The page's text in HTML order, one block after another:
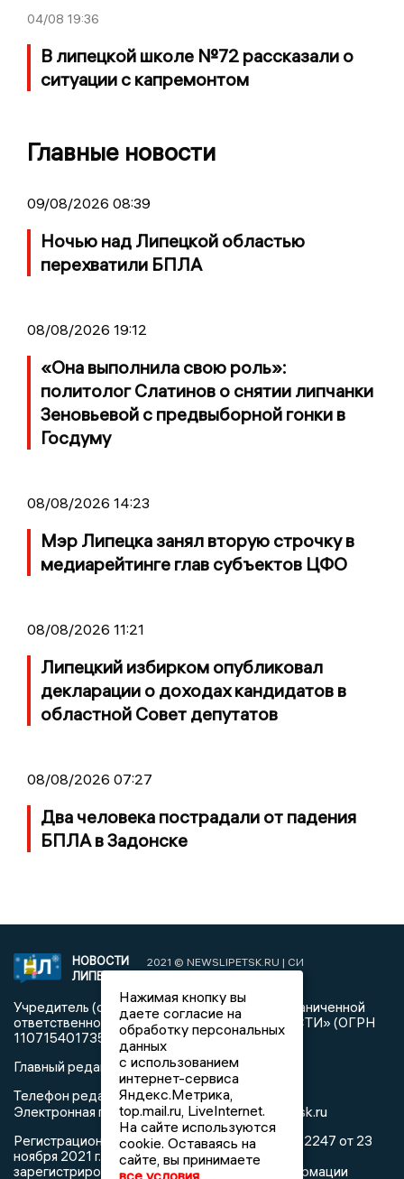
04/08 19:36
В липецкой школе №72 рассказали о
ситуации с капремонтом
Главные новости
09/08/2026 08:39
Ночью над Липецкой областью
перехватили БПЛА
08/08/2026 19:12
«Она выполнила свою роль»:
политолог Слатинов о снятии липчанки
Зеновьевой с предвыборной гонки в
Госдуму
08/08/2026 14:23
Мэр Липецка занял вторую строчку в
медиарейтинге глав субъектов ЦФО
08/08/2026 11:21
Липецкий избирком опубликовал
декларации о доходах кандидатов в
областной Совет депутатов
08/08/2026 07:27
Два человека пострадали от падения
БПЛА в Задонске
НОВОСТИ
ЛИПЕЦКА
2021 © NEWSLIPETSK.RU | СИ
Учредитель (соучредители): Общество с ограниченной
ответственностью «РЕГИОНАЛЬНЫЕ НОВОСТИ» (ОГРН
1107154017354)
Главный редактор: Герцог Е.Г.
Телефон редакции: +7 903 699 9427
Электронная почта редакции:info@newslipetsk.ru
Регистрационный номер: серия Эл № ФС77-82247 от 23
ноября 2021 г. согласно выписке из реестра
зарегистрированных средств массовой информации
Нажимая кнопку вы
даете согласие на
обработку персональных
данных
с использованием
интернет-сервиса
Яндекс.Метрика,
top.mail.ru, LiveInternet.
На сайте используются
cookie. Оставаясь на
сайте, вы принимаете
все условия